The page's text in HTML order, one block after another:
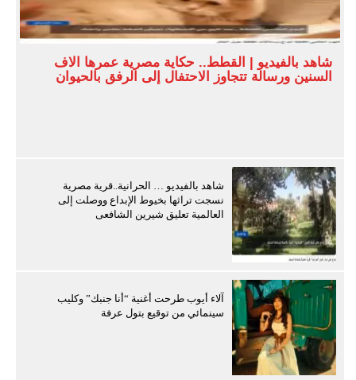
شاهد بالفيديو | القطط.. حكاية مصرية عمرها آلاف
السنين ورسالة تتجاوز الاحتفال إلى الرفق بالحيوان
شاهد بالفيديو … الحرانية..قرية مصرية
نسجت تراثها بخيوط الإبداع ووصلت إلى
العالمية تعليق شيرين الشافعى
آلاء أيوب طرحت أغنية “أنا جنبك” وكليب
سينمائي من توقيع بتول عرفة